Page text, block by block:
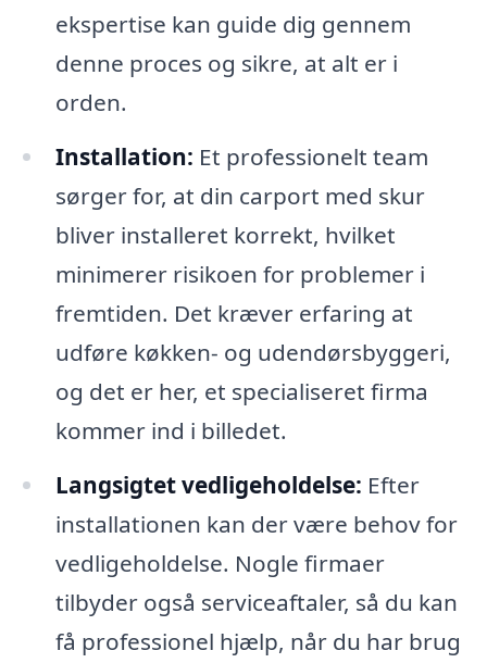
ekspertise kan guide dig gennem
denne proces og sikre, at alt er i
orden.
Installation: Et professionelt team
sørger for, at din carport med skur
bliver installeret korrekt, hvilket
minimerer risikoen for problemer i
fremtiden. Det kræver erfaring at
udføre køkken- og udendørsbyggeri,
og det er her, et specialiseret firma
kommer ind i billedet.
Langsigtet vedligeholdelse: Efter
installationen kan der være behov for
vedligeholdelse. Nogle firmaer
tilbyder også serviceaftaler, så du kan
få professionel hjælp, når du har brug